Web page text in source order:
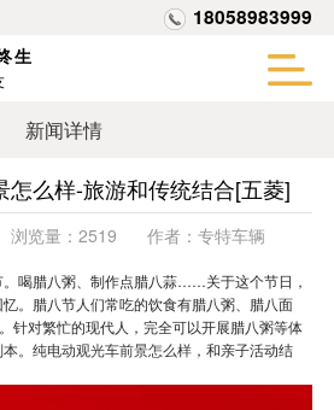
18058983999
生
新闻详情
怎么样-旅游和传统结合[五菱]
浏览量： 2519 作者： 专特车辆
喝腊八粥、制作点腊八蒜……关于这个节日，
。腊八节人们常吃的饮食有腊八粥、腊八面
针对繁忙的现代人，完全可以开展腊八粥等体
。 纯电动观光车前景怎么样，和亲子活动结